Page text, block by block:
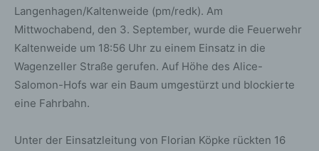
Langenhagen/Kaltenweide (pm/redk). Am
Mittwochabend, den 3. September, wurde die Feuerwehr
Kaltenweide um 18:56 Uhr zu einem Einsatz in die
Wagenzeller Straße gerufen. Auf Höhe des Alice-
Salomon-Hofs war ein Baum umgestürzt und blockierte
eine Fahrbahn.
Unter der Einsatzleitung von Florian Köpke rückten 16